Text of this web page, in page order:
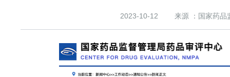
2023-10-12 来源 ：国家药品